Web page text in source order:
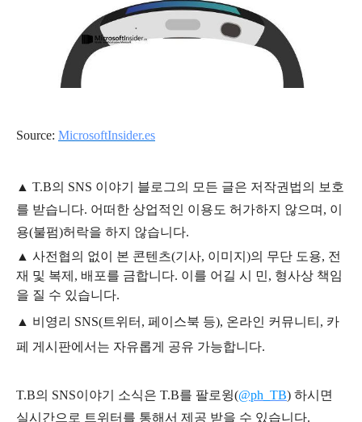
Source: MicrosoftInsider.es
▲ T.B의 SNS 이야기 블 로그의 모든 글은 저작권법의 보호
를 받습니다. 어떠한 상업적인 이용도 허가하지 않으며, 이
용(불펌)허락을 하지 않습니다.
▲ 사전협의 없이 본 콘텐츠(기사, 이미지)의 무단 도용, 전
재 및 복제, 배포를 금합니다. 이를 어길 시 민, 형사상 책임
을 질 수 있습니다.
▲ 비영리 SNS(트위터, 페이스북 등), 온라인 커뮤니티, 카
페 게시판에서는 자유롭게 공유 가능합니다.
T.B의 SNS이야기 소식은 T.B를 팔로윙(@ph_TB) 하시면
실시간으로 트위터를 통해서 제공 받을 수 있습니다.